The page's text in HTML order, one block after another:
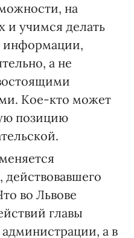
на
и учимся делать
информации,
а не
Кое-кто может
позицию
во Львове
главы
а в